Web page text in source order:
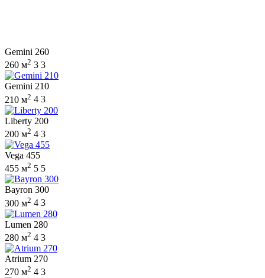
Gemini 260
260 м2 3 3
Gemini 210
210 м2 4 3
Liberty 200
200 м2 4 3
Vega 455
455 м2 5 5
Bayron 300
300 м2 4 3
Lumen 280
280 м2 4 3
Atrium 270
270 м2 4 3